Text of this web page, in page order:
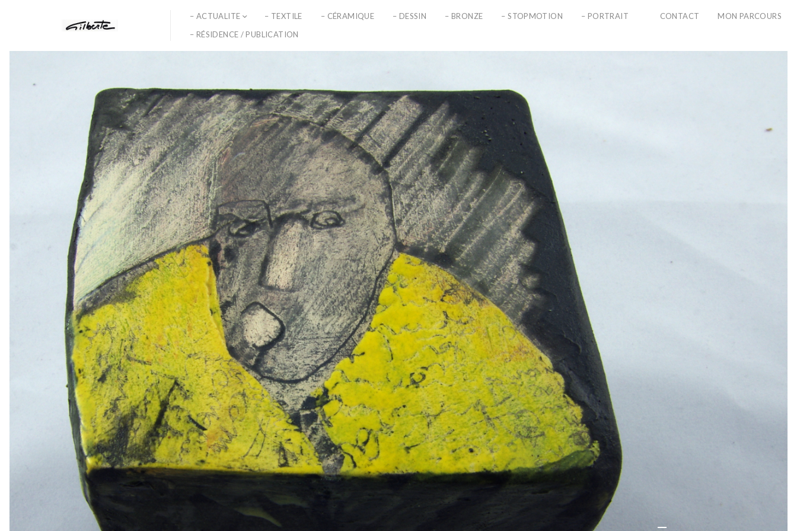
– ACTUALITE – TEXTILE – CÉRAMIQUE – DESSIN – BRONZE – STOPMOTION
– PORTRAIT
– RÉSIDENCE / PUBLICATION
CONTACT MON PARCOURS